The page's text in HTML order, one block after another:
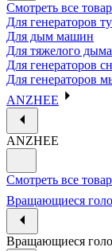
Смотреть все
Для генераторов
Для дым машин
Для тяжелого дыма
Для генераторов
Для генераторов
ANZHEE
ANZHEE
Смотреть все
Вращающиеся
Вращающиеся